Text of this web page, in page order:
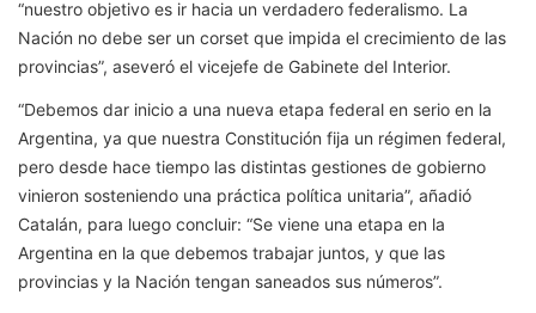
“nuestro objetivo es ir hacia un verdadero federalismo. La
Nación no debe ser un corset que impida el crecimiento de las
provincias”, aseveró el vicejefe de Gabinete del Interior.
“Debemos dar inicio a una nueva etapa federal en serio en la
Argentina, ya que nuestra Constitución fija un régimen federal,
pero desde hace tiempo las distintas gestiones de gobierno
vinieron sosteniendo una práctica política unitaria”, añadió
Catalán, para luego concluir: “Se viene una etapa en la
Argentina en la que debemos trabajar juntos, y que las
provincias y la Nación tengan saneados sus números”.